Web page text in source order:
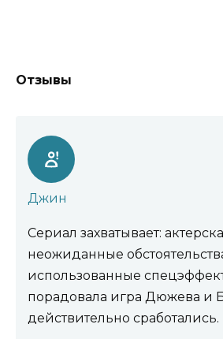
Отзывы
Джин
Сериал захватывает:
неожиданные
использованные
порадовала игра Дюжева и
действительно сработались.